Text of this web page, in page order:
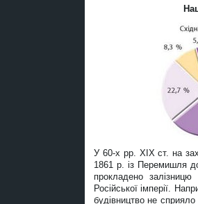
У 60-х рр. ХІХ ст. на
1861 р. із Перемишля
прокладено
Російської імперії.
будівництво не